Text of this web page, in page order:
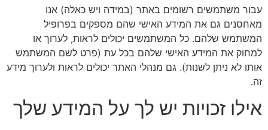
עבור משתמשים רשומים באתר (במידה ויש כאלה) אנו
מאחסנים גם את המידע האישי שהם מספקים בפרופיל
המשתמש שלהם. כל המשתמשים יכולים לראות, לערוך או
למחוק את המידע האישי שלהם בכל עת (פרט לשם המשתמש
אותו לא ניתן לשנות). גם מנהלי האתר יכולים לראות ולערוך מידע
זה.
אילו זכויות יש לך על המידע שלך